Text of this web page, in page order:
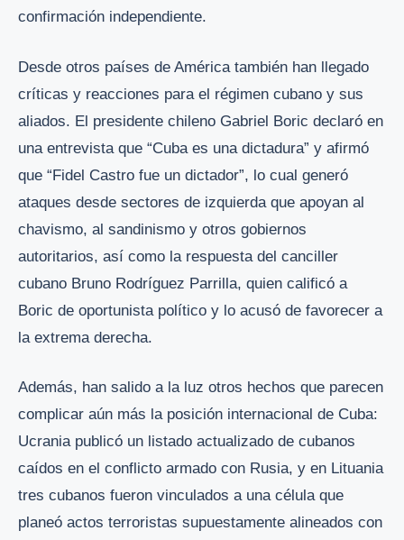
confirmación independiente.
Desde otros países de América también han llegado
críticas y reacciones para el régimen cubano y sus
aliados. El presidente chileno Gabriel Boric declaró en
una entrevista que “Cuba es una dictadura” y afirmó
que “Fidel Castro fue un dictador”, lo cual generó
ataques desde sectores de izquierda que apoyan al
chavismo, al sandinismo y otros gobiernos
autoritarios, así como la respuesta del canciller
cubano Bruno Rodríguez Parrilla, quien calificó a
Boric de oportunista político y lo acusó de favorecer a
la extrema derecha.
Además, han salido a la luz otros hechos que parecen
complicar aún más la posición internacional de Cuba:
Ucrania publicó un listado actualizado de cubanos
caídos en el conflicto armado con Rusia, y en Lituania
tres cubanos fueron vinculados a una célula que
planeó actos terroristas supuestamente alineados con